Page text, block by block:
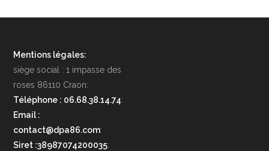
Mentions légales:
siège social : 1 impasse des
roses 86110 Craon:
Téléphone : 06.68.38.14.74:
Email :
contact@dpa86.com:
Siret :38987074200035: